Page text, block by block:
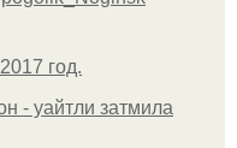
год.
- уайтли затмила